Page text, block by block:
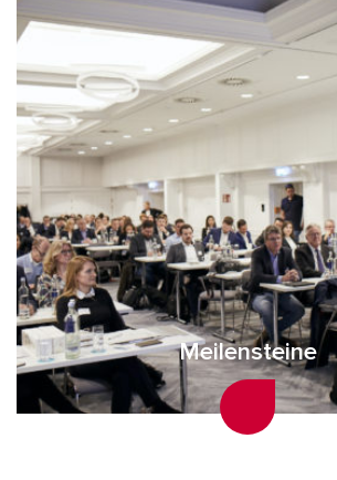
Meilensteine